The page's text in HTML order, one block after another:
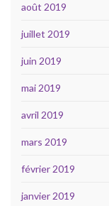
août 2019
juillet 2019
juin 2019
mai 2019
avril 2019
mars 2019
février 2019
janvier 2019